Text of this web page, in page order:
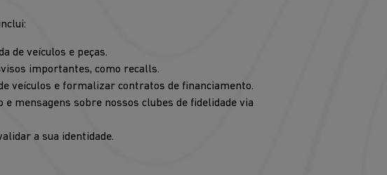
de veículos e peças.
importantes, como recalls.
veículos e formalizar contratos de financiamento.
mensagens sobre nossos clubes de fidelidade via
a sua identidade.